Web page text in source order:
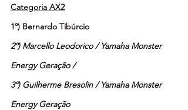
Categoria AX2
1º) Bernardo Tibúrcio
2º) Marcello Leodorico / Yamaha Monster
Energy Geração /
3º) Guilherme Bresolin / Yamaha Monster
Energy Geração